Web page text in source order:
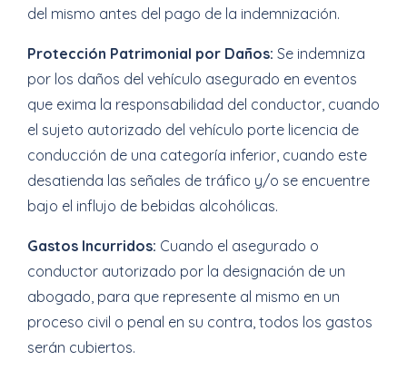
del mismo antes del pago de la indemnización.
Protección Patrimonial por Daños: Se indemniza
por los daños del vehículo asegurado en eventos
que exima la responsabilidad del conductor, cuando
el sujeto autorizado del vehículo porte licencia de
conducción de una categoría inferior, cuando este
desatienda las señales de tráfico y/o se encuentre
bajo el influjo de bebidas alcohólicas.
Gastos Incurridos: Cuando el asegurado o
conductor autorizado por la designación de un
abogado, para que represente al mismo en un
proceso civil o penal en su contra, todos los gastos
serán cubiertos.